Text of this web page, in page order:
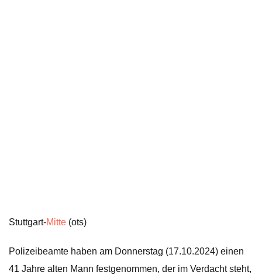
Stuttgart-Mitte (ots)
Polizeibeamte haben am Donnerstag (17.10.2024) einen
41 Jahre alten Mann festgenommen, der im Verdacht steht,